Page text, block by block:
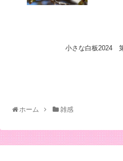
小さな白板2024
ホーム 雑感